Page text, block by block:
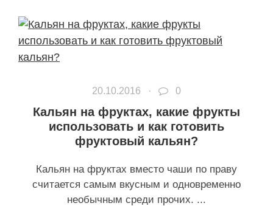
20.10.2016 · 0
Кальян на фруктах, какие фрукты
использовать и как готовить
фруктовый кальян?
Кальян на фруктах вместо чаши по праву
считается самым вкусным и одновременно
необычным среди прочих. ...